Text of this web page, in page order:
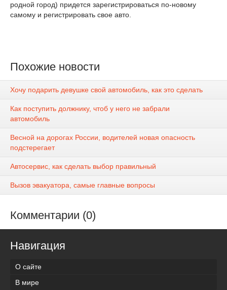
родной город) придется зарегистрироваться по-новому
самому и регистрировать свое авто.
Похожие новости
Хочу подарить девушке свой автомобиль, как это сделать
Как поступить должнику, чтоб у него не забрали
автомобиль
Весной на дорогах России, водителей новая опасность
подстерегает
Автосервис, как сделать выбор правильный
Вызов эвакуатора, самые главные вопросы
Комментарии (0)
Навигация
О сайте
В мире